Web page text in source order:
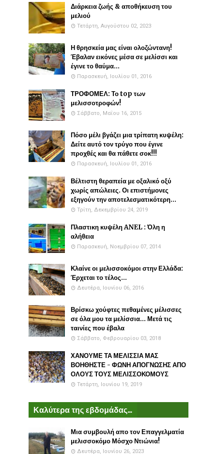
Διάρκεια ζωής & αποθήκευση του
μελιού
Τετάρτη, Αυγούστου 02, 2023
Η θρησκεία μας είναι ολοζώντανη!
Έβαλαν εικόνες μέσα σε μελίσσι και
έγινε το θαύμα...
Παρασκευή, Ιουλίου 01, 2016
ΤΡΟΦΟΜΕΛ: Το top των
μελισσοτροφών!
Σάββατο, Μαΐου 16, 2015
Πόσο μέλι βγάζει μια τρίπατη κυψέλη:
Δείτε αυτό τον τρύγο που έγινε
προχθές και θα πάθετε σοκ!!!
Παρασκευή, Ιουλίου 01, 2016
Βέλτιστη θεραπεία με οξαλικό οξύ
χωρίς απώλειες. Οι επιστήμονες
εξηγούν την αποτελεσματικότερη...
Τρίτη, Δεκεμβρίου 24, 2019
Πλαστικη κυψέλη ANEL : Όλη η
αλήθεια
Παρασκευή, Νοεμβρίου 07, 2014
Κλαίνε οι μελισσοκόμοι στην Ελλάδα:
Έρχεται το τέλος...
Δευτέρα, Ιουνίου 06, 2016
Βρίσκω χούφτες πεθαμένες μέλισσες
σε όλα μου τα μελίσσια... Μετά τις
ταινίες που έβαλα
Σάββατο, Φεβρουαρίου 03, 2018
ΧΑΝΟΥΜΕ ΤΑ ΜΕΛΙΣΣΙΑ ΜΑΣ
ΒΟΗΘΗΣΤΕ - ΦΩΝΗ ΑΠΟΓΝΩΣΗΣ ΑΠΟ
ΟΛΟΥΣ ΤΟΥΣ ΜΕΛΙΣΣΟΚΟΜΟΥΣ
Τετάρτη, Ιουνίου 19, 2019
Καλύτερα της εβδομάδας...
Μια συμβουλή απο τον Επαγγελματία
μελισσοκόμο Μόσχο Ντιώνια!
Δευτέρα, Ιουνίου 26, 2023